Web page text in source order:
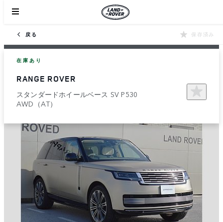
戻る 保存済み
在庫あり
RANGE ROVER
スタンダードホイールベース SV P530
AWD（AT）